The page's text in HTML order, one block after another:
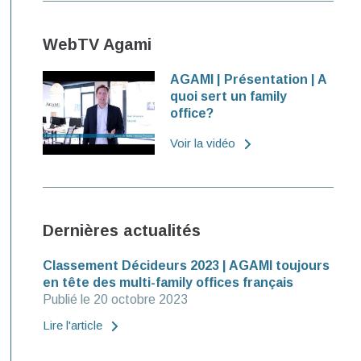
WebTV Agami
AGAMI | Présentation | A
quoi sert un family
office?
Voir la vidéo
Dernières actualités
Classement Décideurs 2023 | AGAMI toujours
en tête des multi-family offices français
Publié le 20 octobre 2023
Lire l'article